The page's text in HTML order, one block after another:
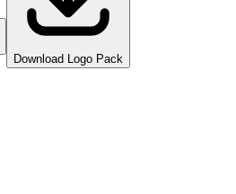
Download Logo Pack